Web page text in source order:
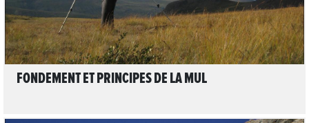
FONDEMENT ET PRINCIPES DE LA MUL